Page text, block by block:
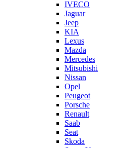
IVECO
Jaguar
Jeep
KIA
Lexus
Mazda
Mercedes
Mitsubishi
Nissan
Opel
Peugeot
Porsche
Renault
Saab
Seat
Skoda